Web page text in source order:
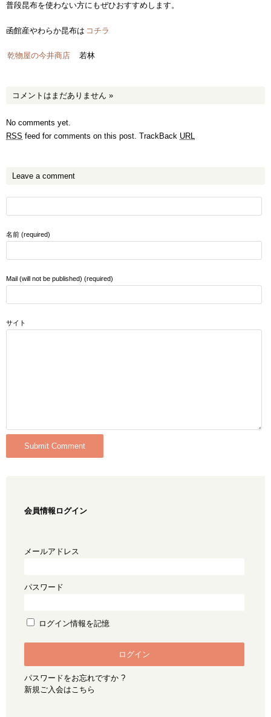
普段昆布を使わない方にもぜひおすすめします。
函館産やわらか昆布は コチラ
乾物屋の今井商店 若林
コメントはまだありません »
No comments yet.
RSS feed for comments on this post. TrackBack URL
Leave a comment
名前 (required)
Mail (will not be published) (required)
サイト
会員情報ログイン
メールアドレス
パスワード
ログイン情報を記憶
パスワードをお忘れですか ?
新規ご入会はこちら